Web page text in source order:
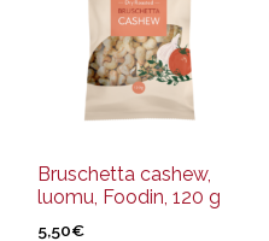
Bruschetta cashew,
luomu, Foodin, 120 g
5,50€